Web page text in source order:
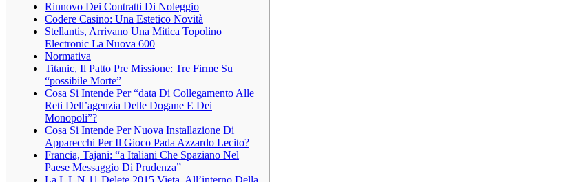
Rinnovo Dei Contratti Di Noleggio
Codere Casino: Una Estetico Novità
Stellantis, Arrivano Una Mitica Topolino
Electronic La Nuova 600
Normativa
Titanic, Il Patto Pre Missione: Tre Firme Su
“possibile Morte”
Cosa Si Intende Per “data Di Collegamento Alle
Reti Dell’agenzia Delle Dogane E Dei
Monopoli”?
Cosa Si Intende Per Nuova Installazione Di
Apparecchi Per Il Gioco Pada Azzardo Lecito?
Francia, Tajani: “a Italiani Che Spaziano Nel
Paese Messaggio Di Prudenza”